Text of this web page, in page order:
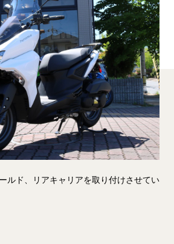
ルド、リアキャリアを取り付けさせてい